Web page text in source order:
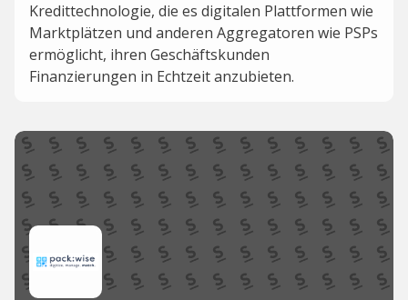
Kredittechnologie, die es digitalen Plattformen wie
Marktplätzen und anderen Aggregatoren wie PSPs
ermöglicht, ihren Geschäftskunden
Finanzierungen in Echtzeit anzubieten.